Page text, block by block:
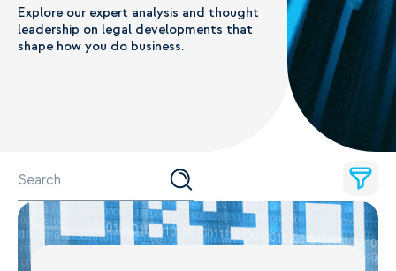
Explore our expert analysis and thought
leadership on legal developments that
shape how you do business.